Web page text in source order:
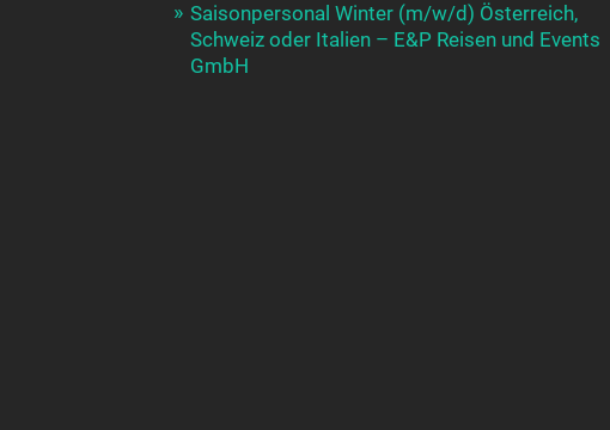
Saisonpersonal Winter (m/w/d) Österreich,
Schweiz oder Italien – E&P Reisen und Events
GmbH